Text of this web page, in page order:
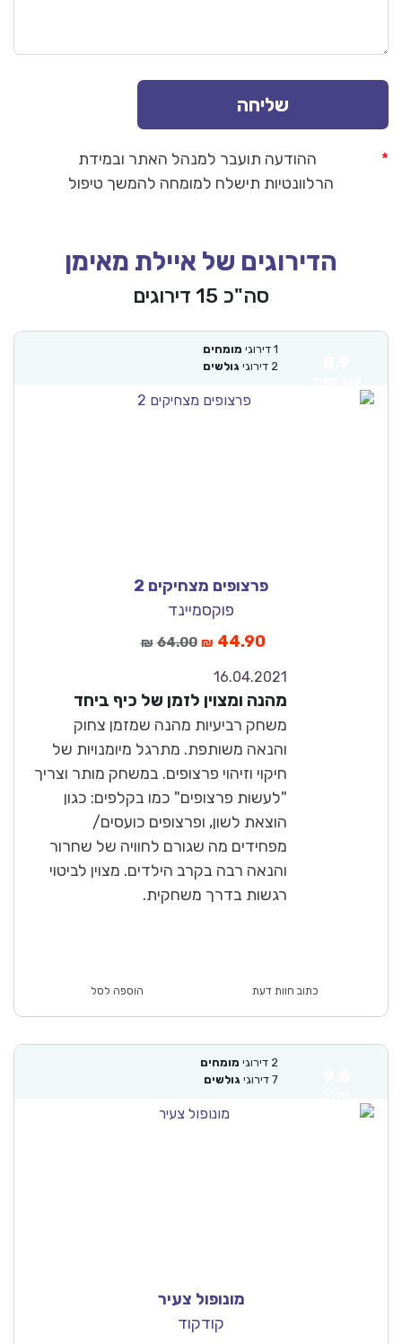
ההודעה תועבר למנהל האתר ובמידת
הרלוונטיות תישלח למומחה להמשך טיפול
הדירוגים של איילת מאימן
סה"כ 15 דירוגים
דירוגימומחים
דירוגיגולשים
פרצופים מצחיקים 2
פוקסמיינד
₪ 64.00 ₪ 44.90
16.04.2021
מהנה ומצוין לזמן של כיף ביחד
משחק רביעיות מהנה שמזמן צחוק
והנאה משותפת. מתרגל מיומנויות של
חיקוי וזיהוי פרצופים. במשחק מותר וצריך
"לעשות פרצופים" כמו בקלפים: כגון
הוצאת לשון, ופרצופים כועסים/
מפחידים מה שגורם לחוויה של שחרור
והנאה רבה בקרב הילדים. מצוין לביטוי
רגשות בדרך משחקית.
כתוב חוות דעת הוספה לסל
דירוגימומחים
דירוגיגולשים
מונופול צעיר
קודקוד